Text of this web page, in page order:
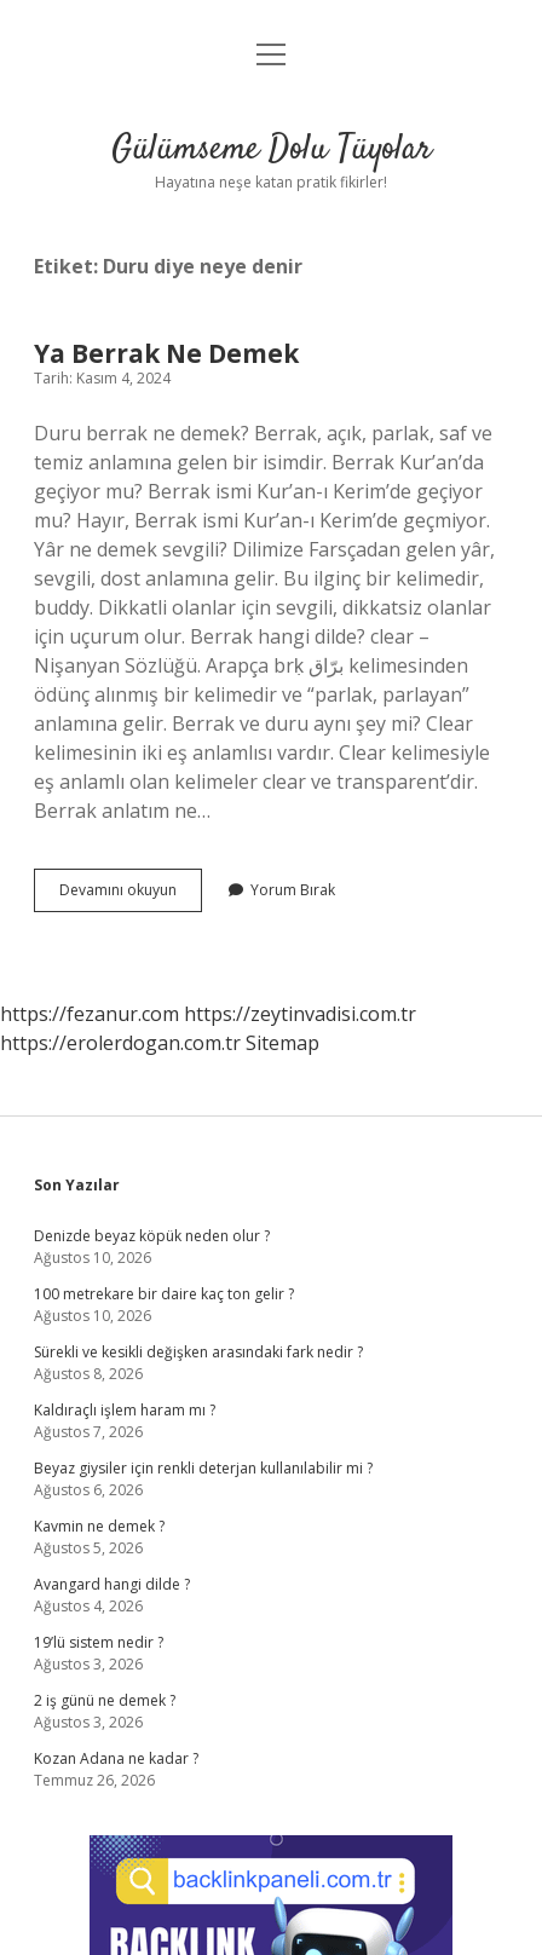
Anasayfa
Yasal Uyarı
menüyü
Gülümseme Dolu Tüyolar
Hayatına neşe katan pratik fikirler!
Etiket: Duru diye neye denir
Ya Berrak Ne Demek
Tarih: Kasım 4, 2024
Duru berrak ne demek? Berrak, açık, parlak, saf ve
temiz anlamına gelen bir isimdir. Berrak Kur’an’da
geçiyor mu? Berrak ismi Kur’an-ı Kerim’de geçiyor
mu? Hayır, Berrak ismi Kur’an-ı Kerim’de geçmiyor.
Yâr ne demek sevgili? Dilimize Farsçadan gelen yâr,
sevgili, dost anlamına gelir. Bu ilginç bir kelimedir,
buddy. Dikkatli olanlar için sevgili, dikkatsiz olanlar
için uçurum olur. Berrak hangi dilde? clear –
Nişanyan Sözlüğü. Arapça brḳ برّاق kelimesinden
ödünç alınmış bir kelimedir ve “parlak, parlayan”
anlamına gelir. Berrak ve duru aynı şey mi? Clear
kelimesinin iki eş anlamlısı vardır. Clear kelimesiyle
eş anlamlı olan kelimeler clear ve transparent’dir.
Berrak anlatım ne…
Devamını okuyun
Berrak
Yorum Bırak
https://fezanur.com https://zeytinvadisi.com.tr
https://erolerdogan.com.trSitemap
Sidebar
Son Yazılar
Denizde beyaz köpük neden olur ?
Ağustos 10, 2026
100 metrekare bir daire kaç ton gelir ?
Ağustos 10, 2026
Sürekli ve kesikli değişken arasındaki fark nedir ?
Ağustos 8, 2026
Kaldıraçlı işlem haram mı ?
Ağustos 7, 2026
Beyaz giysiler için renkli deterjan kullanılabilir mi ?
Ağustos 6, 2026
Kavmin ne demek ?
Ağustos 5, 2026
Avangard hangi dilde ?
Ağustos 4, 2026
19’lü sistem nedir ?
Ağustos 3, 2026
2 iş günü ne demek ?
Ağustos 3, 2026
Kozan Adana ne kadar ?
Temmuz 26, 2026